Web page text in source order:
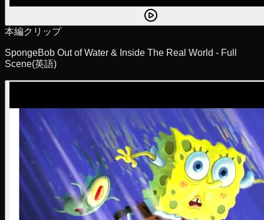
本編クリップ
SpongeBob Out of Water & Inside The Real World - Full
Scene(英語)